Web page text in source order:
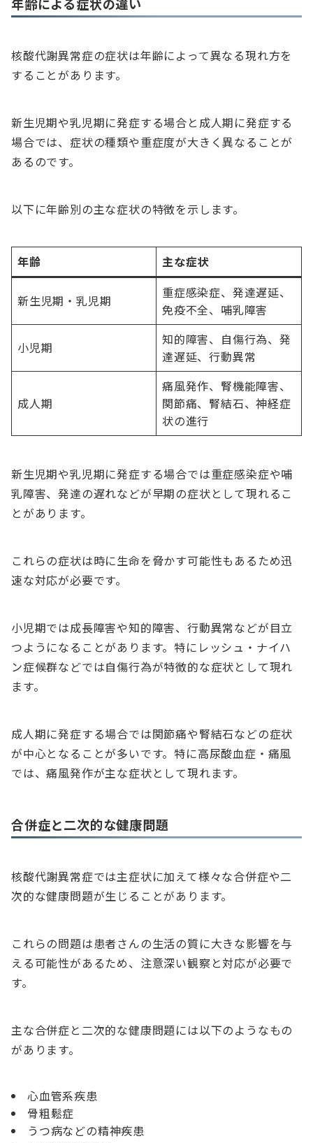
年齢による症状の違い
核酸代謝異常症の症状は年齢によって異なる現れ方を
することがあります。
新生児期や乳児期に発症する場合と成人期に発症する
場合では、症状の種類や重症度が大きく異なることが
あるのです。
以下に年齢別の主な症状の特徴を示します。
年齢 主な症状
新生児期・乳児期
重症感染症、発達遅延、
免疫不全、哺乳障害
小児期
知的障害、自傷行為、発
達遅延、行動異常
成人期
痛風発作、腎機能障害、
関節痛、腎結石、神経症
状の進行
新生児期や乳児期に発症する場合では重症感染症や哺
乳障害、発達の遅れなどが早期の症状として現れるこ
とがあります。
これらの症状は時に生命を脅かす可能性もあるため迅
速な対応が必要です。
小児期では成長障害や知的障害、行動異常などが目立
つようになることがあります。特にレッシュ・ナイハ
ン症候群などでは自傷行為が特徴的な症状として現れ
ます。
成人期に発症する場合では関節痛や腎結石などの症状
が中心となることが多いです。特に高尿酸血症・痛風
では、痛風発作が主な症状として現れます。
合併症と二次的な健康問題
核酸代謝異常症では主症状に加えて様々な合併症や二
次的な健康問題が生じることがあります。
これらの問題は患者さんの生活の質に大きな影響を与
える可能性があるため、注意深い観察と対応が必要で
す。
主な合併症と二次的な健康問題には以下のようなもの
があります。
心血管系疾患
骨粗鬆症
うつ病などの精神疾患